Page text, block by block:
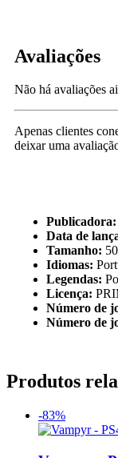
Avaliações
Não há avaliações
Apenas clientes
deixar uma
Publicadora:
Data de
Tamanho:
Idiomas:
Legendas:
Licença:
Número de
Número de
Produtos
-83%